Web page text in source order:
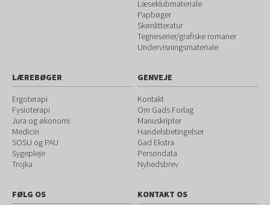
Læseklubmateriale
Papbøger
Skønlitteratur
Tegneserier/grafiske romaner
Undervisningsmateriale
LÆREBØGER
Ergoterapi
Fysioterapi
Jura og økonomi
Medicin
SOSU og PAU
Sygepleje
Trojka
GENVEJE
Kontakt
Om Gads Forlag
Manuskripter
Handelsbetingelser
Gad Ekstra
Persondata
Nyhedsbrev
FØLG OS KONTAKT OS